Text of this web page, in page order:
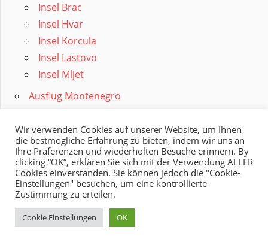
Insel Brac
Insel Hvar
Insel Korcula
Insel Lastovo
Insel Mljet
Ausflug Montenegro
Datenschutz
English Version
Top 10 Tiere Kroatien
Top Sehenswürdigkeiten Kroatien
Top 20 Altstädte Kroatien
Top 20 Geheimtipps Kroatien
Top 20 Strände in Kroatien
Wir verwenden Cookies auf unserer Website, um Ihnen
die bestmögliche Erfahrung zu bieten, indem wir uns an
Ihre Präferenzen und wiederholten Besuche erinnern. By
clicking “OK”, erklären Sie sich mit der Verwendung ALLER
Cookies einverstanden. Sie können jedoch die "Cookie-
Einstellungen" besuchen, um eine kontrollierte
Zustimmung zu erteilen.
Cookie Einstellungen OK